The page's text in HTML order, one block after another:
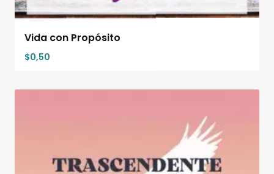
Vida con Propósito
$0,50